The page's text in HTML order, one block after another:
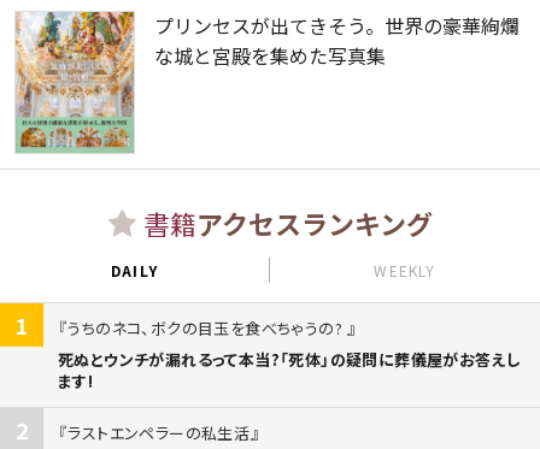
プリンセスが出てきそう。世界の豪華絢爛
な城と宮殿を集めた写真集
書籍アクセスランキング
DAILY WEEKLY
1
うちのネコ、ボクの目玉を食べちゃうの?
死ぬとウンチが漏れるって本当?「死体」の疑問に葬儀屋がお答えし
ます!
2
ラストエンペラーの私生活